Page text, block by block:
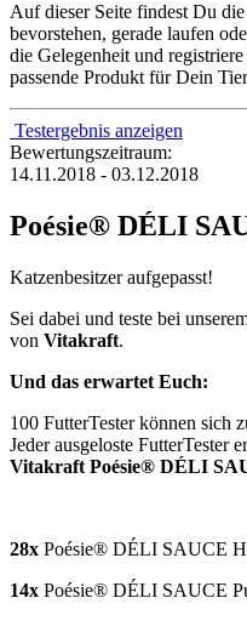
Auf dieser Seite findest Du
bevorstehen, gerade laufen
die Gelegenheit und
passende Produkt für Dein
Testergebnis anzeigen
Bewertungszeitraum:
14.11.2018 - 03.12.2018
Poésie® DÉLI
Katzenbesitzer aufgepasst!
Sei dabei und teste bei
von Vitakraft.
Und das erwartet Euch:
100 FutterTester können sich
Jeder ausgeloste FutterTester
Vitakraft Poésie® DÉLI
28x Poésie® DÉLI SAUCE
14x Poésie® DÉLI SAUCE